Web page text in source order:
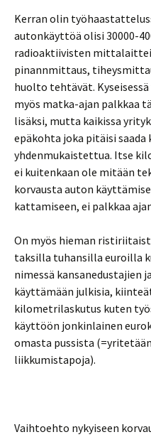
Kerran olin
autonkäyttöä olisi 30000-
radioaktiivisten
pinannmittaus,
huolto tehtävät.
myös matka-ajan palkkaa
lisäksi, mutta kaikissa
epäkohta joka pitäisi saada
yhdenmukaistettua. Itse
ei kuitenkaan ole mitään
korvausta auton
kattamiseen, ei palkkaa
On myös hieman
taksilla tuhansilla euroilla
nimessä kansanedustajien
käyttämään julkisia,
kilometrilaskutus kuten
käyttöön jonkinlainen
omasta pussista
liikkumistapoja).
Vaihtoehto nykyiseen